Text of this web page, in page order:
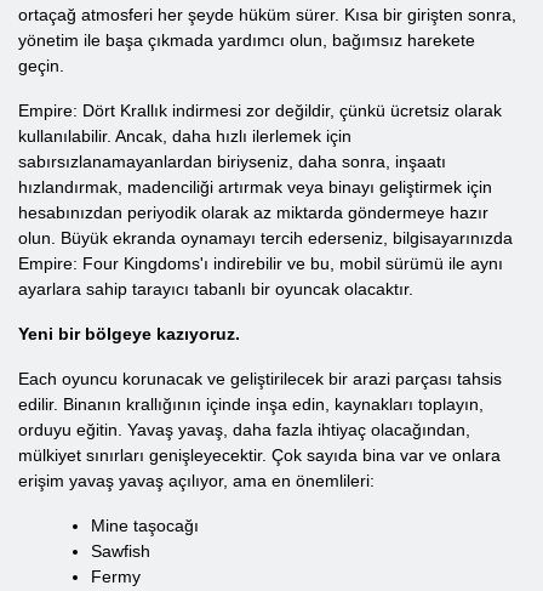
ortaçağ atmosferi her şeyde hüküm sürer. Kısa bir girişten sonra,
yönetim ile başa çıkmada yardımcı olun, bağımsız harekete
geçin.
Empire: Dört Krallık indirmesi zor değildir, çünkü ücretsiz olarak
kullanılabilir. Ancak, daha hızlı ilerlemek için
sabırsızlanamayanlardan biriyseniz, daha sonra, inşaatı
hızlandırmak, madenciliği artırmak veya binayı geliştirmek için
hesabınızdan periyodik olarak az miktarda göndermeye hazır
olun. Büyük ekranda oynamayı tercih ederseniz, bilgisayarınızda
Empire: Four Kingdoms'ı indirebilir ve bu, mobil sürümü ile aynı
ayarlara sahip tarayıcı tabanlı bir oyuncak olacaktır.
Yeni bir bölgeye kazıyoruz.
Each oyuncu korunacak ve geliştirilecek bir arazi parçası tahsis
edilir. Binanın krallığının içinde inşa edin, kaynakları toplayın,
orduyu eğitin. Yavaş yavaş, daha fazla ihtiyaç olacağından,
mülkiyet sınırları genişleyecektir. Çok sayıda bina var ve onlara
erişim yavaş yavaş açılıyor, ama en önemlileri:
Mine taşocağı
Sawfish
Fermy